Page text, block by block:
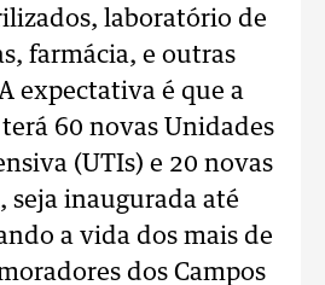
laboratório de
farmácia, e outras
expectativa é que a
60 novas Unidades
(UTIs) e 20 novas
seja inaugurada até
a vida dos mais de
dos Campos